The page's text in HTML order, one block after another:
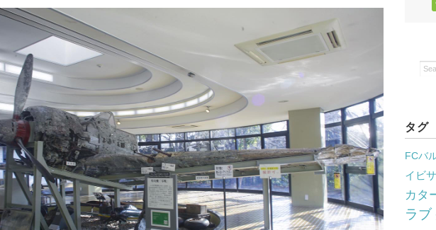
タグ
FCバ
イビサ
カタ
ラブ